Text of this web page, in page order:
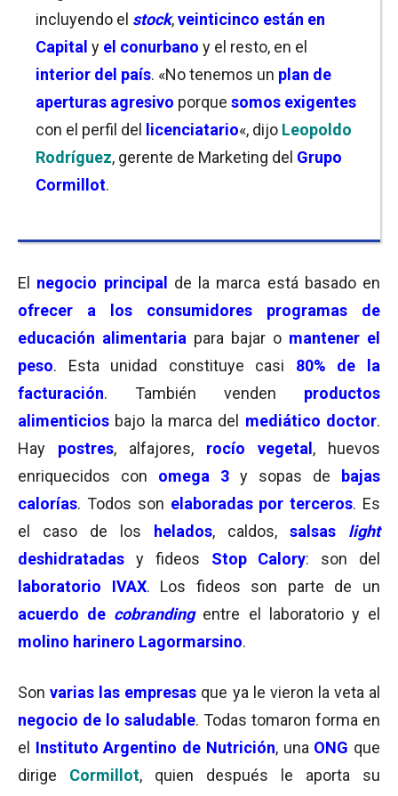
incluyendo el stock,veinticinco están en
Capital y el conurbano y el resto, en el
interior del país. «No tenemos un plan de
aperturas agresivo porque somos exigentes
con el perfil del
licenciatario«, dijo Leopoldo
Rodríguez, gerente de Marketing del Grupo
Cormillot.
El negocio principal
de la marca está basado en
ofrecer a los consumidores programas de
educación alimentaria para bajar o mantener el
peso. Esta unidad constituye casi 80% de la
facturación. También venden productos
alimenticios bajo la marca del mediático doctor.
Hay postres, alfajores, rocío vegetal , huevos
enriquecidos con omega 3 y sopas de
bajas
calorías. Todos son elaboradas por terceros. Es
el caso de los
helados, caldos, salsas light
deshidratadas y fideos Stop Calory: son del
laboratorio IVAX. Los fideos son parte de un
acuerdo de cobranding entre el laboratorio y el
molino harinero Lagormarsino.
Sonvarias las empresas que ya le vieron la veta al
negocio de lo saludable. Todas tomaron forma en
el Instituto Argentino de Nutrición, una ONG que
dirige Cormillot, quien después le aporta su